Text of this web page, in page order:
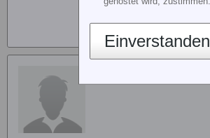
Einverstanden